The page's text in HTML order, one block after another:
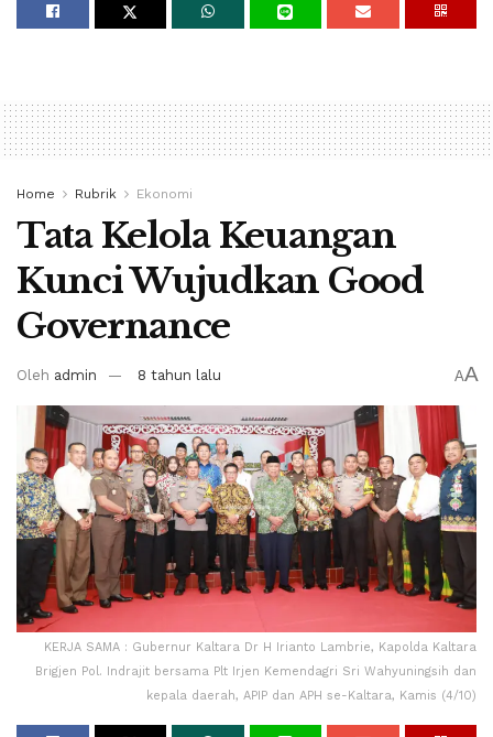
Home Rubrik Ekonomi
Tata Kelola Keuangan
Kunci Wujudkan Good
Governance
Oleh admin 8 tahun lalu AA
KERJA SAMA : Gubernur Kaltara Dr H Irianto Lambrie, Kapolda Kaltara
Brigjen Pol. Indrajit bersama Plt Irjen Kemendagri Sri Wahyuningsih dan
kepala daerah, APIP dan APH se-Kaltara, Kamis (4/10)